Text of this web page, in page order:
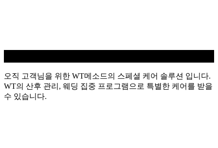
오직 고객님을 위한 WT메소드의 스페셜 케어 솔루션 입니다.
WT의 산후 관리, 웨딩 집중 프로그램으로 특별한 케어를 받을
수 있습니다.